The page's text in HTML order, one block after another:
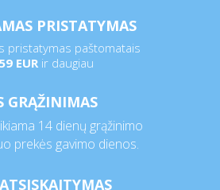
PRISTATYMAS
pristatymas paštomatais
59 EURir daugiau
GRĄŽINIMAS
14 dienų grąžinimo
prekės gavimo dienos.